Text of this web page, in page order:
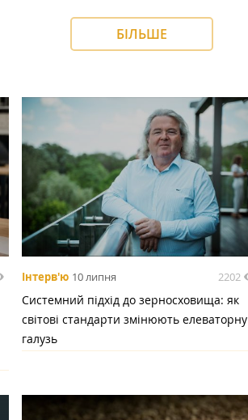
БІЛЬШЕ
Інтерв'ю 10 липня 2202
Системний підхід до зерносховища: як
світові стандарти змінюють елеваторну
галузь